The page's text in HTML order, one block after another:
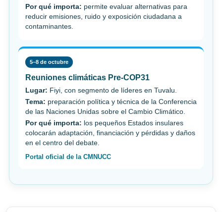
Por qué importa: permite evaluar alternativas para
reducir emisiones, ruido y exposición ciudadana a
contaminantes.
5–8 de octubre
Reuniones climáticas Pre-COP31
Lugar: Fiyi, con segmento de líderes en Tuvalu.
Tema: preparación política y técnica de la Conferencia
de las Naciones Unidas sobre el Cambio Climático.
Por qué importa: los pequeños Estados insulares
colocarán adaptación, financiación y pérdidas y daños
en el centro del debate.
Portal oficial de la CMNUCC